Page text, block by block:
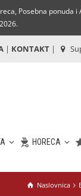
Posebna ponuda i
| KONTAKT |
HORECA
Naslovnica